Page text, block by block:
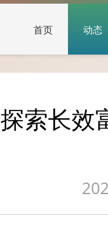
首页 动态
探索长效